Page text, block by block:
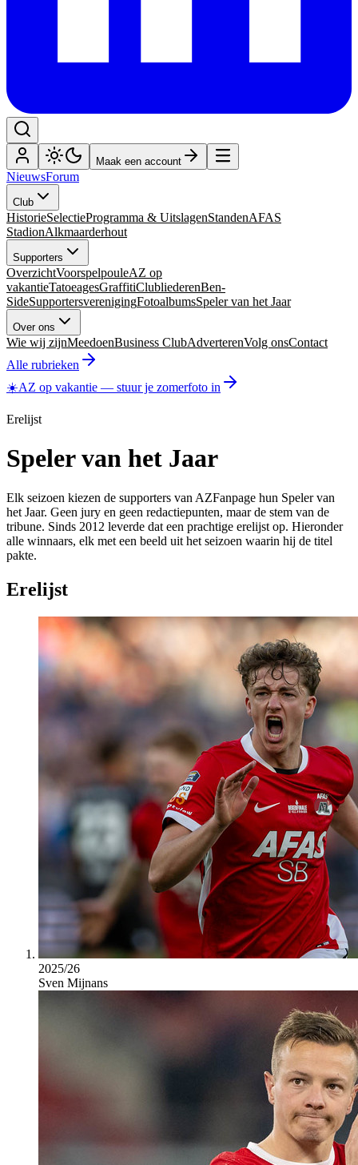
Maak een account
NieuwsForum
Club
HistorieSelectieProgramma & UitslagenStandenAFAS
StadionAlkmaarderhout
Supporters
OverzichtVoorspelpouleAZ op
vakantieTatoeagesGraffitiClubliederenBen-
SideSupportersverenigingFotoalbumsSpeler van het Jaar
Over ons
Wie wij zijnMeedoenBusiness ClubAdverterenVolg onsContact
Alle rubrieken
☀️AZ op vakantie — stuur je zomerfoto in
Erelijst
Speler van het Jaar
Elk seizoen kiezen de supporters van AZFanpage hun Speler van
het Jaar. Geen jury en geen redactiepunten, maar de stem van de
tribune. Sinds 2012 leverde dat een prachtige erelijst op. Hieronder
alle winnaars, elk met een beeld uit het seizoen waarin hij de titel
pakte.
Erelijst
2025/26
Sven Mijnans